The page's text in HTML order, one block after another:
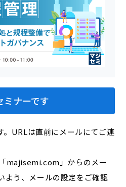
ナーです
URLは直前にメールにてご連
majisemi.com」からのメー
よう、メールの設定をご確認